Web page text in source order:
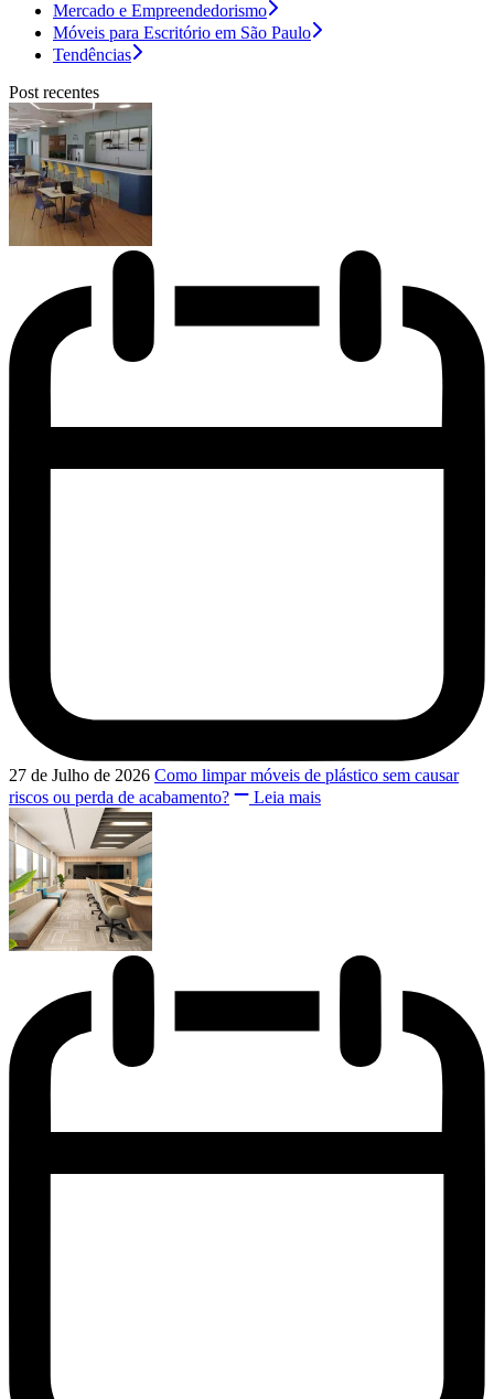
Mercado e Empreendedorismo
Móveis para Escritório em São Paulo
Tendências
Post recentes
27 de Julho de 2026 Como limpar móveis de plástico sem causar
riscos ou perda de acabamento?
Leia mais